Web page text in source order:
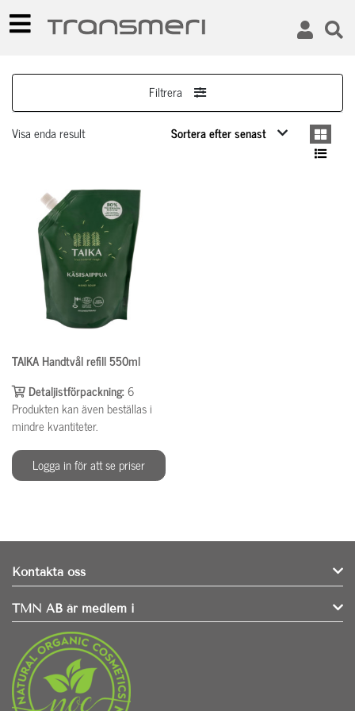
Filtrera
Visa enda result
TAIKA Handtvål refill 550ml
Detaljistförpackning:6
Produkten kan även beställas i
mindre kvantiteter.
Logga in för att se priser
Kontakta oss
TMN AB är medlem i